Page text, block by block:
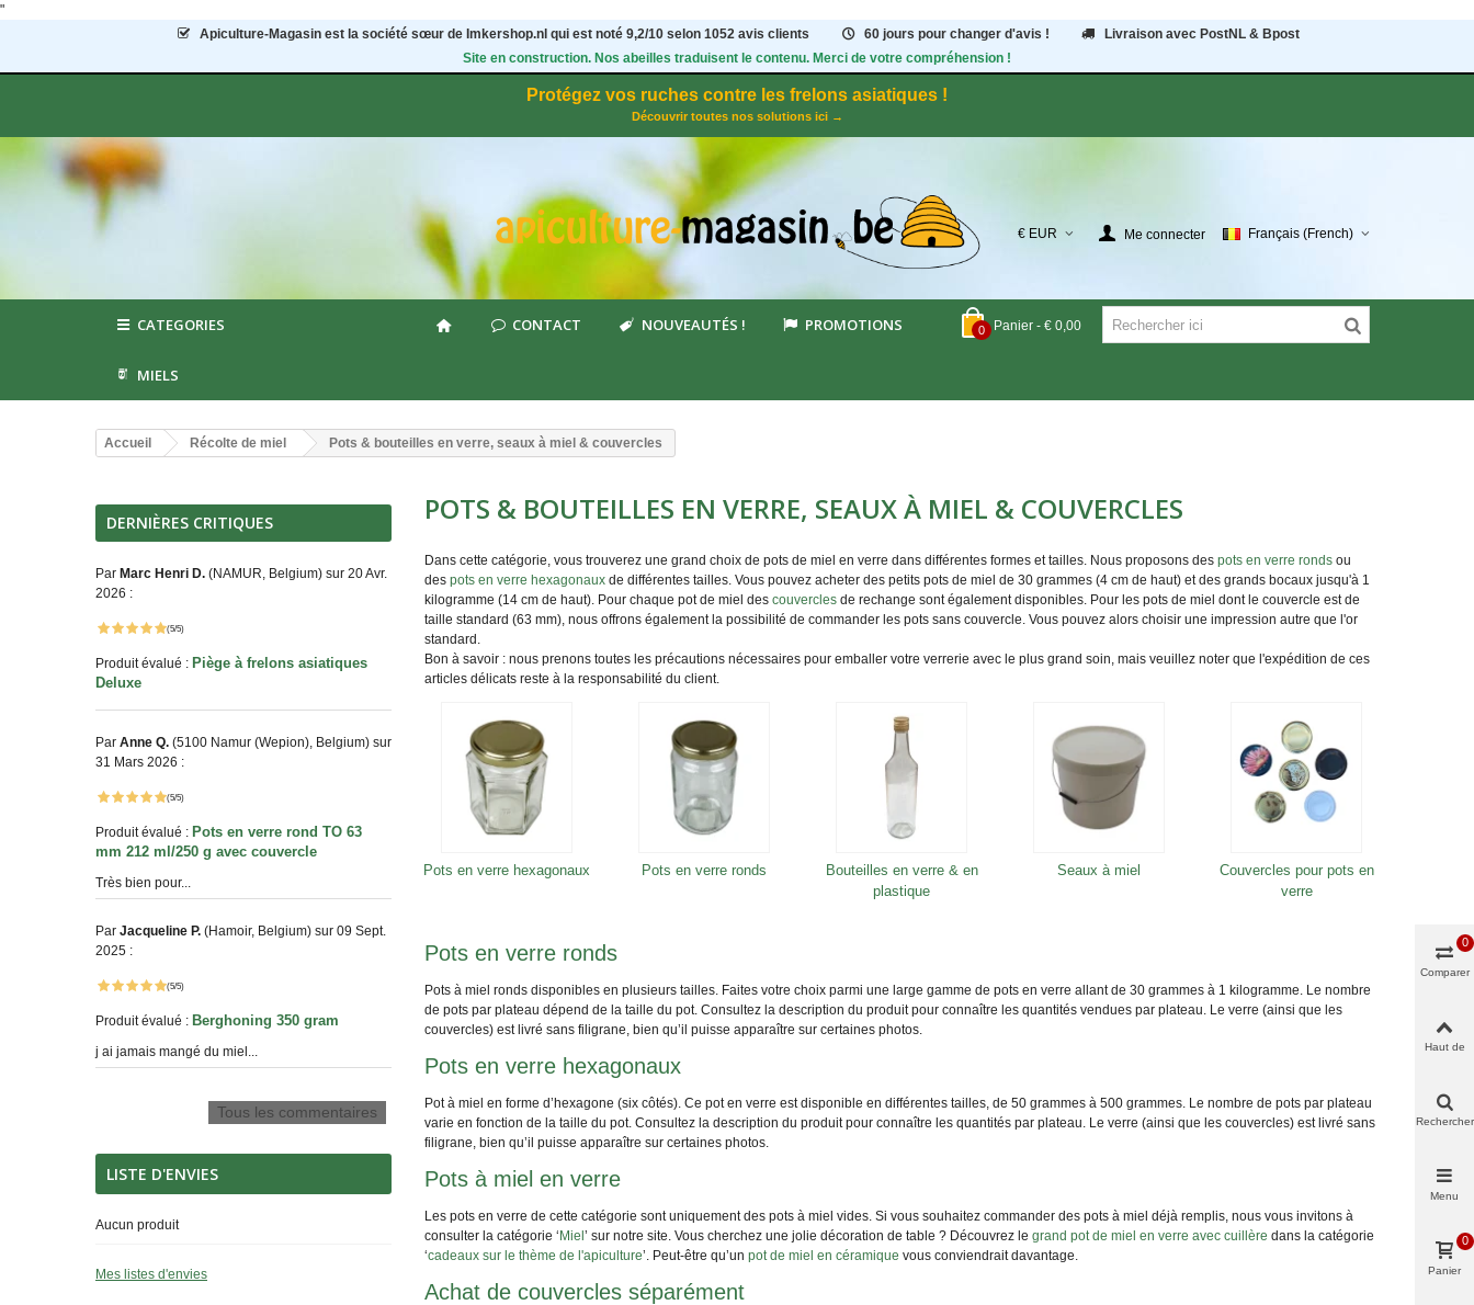
"
Apiculture-Magasin est la société sœur de Imkershop.nl qui est noté 9,2/10 selon 1052avis clients 60 jours pour changer d'avis !
Livraison avec PostNL & Bpost
Site en construction. Nos abeilles traduisent le contenu. Merci de votre compréhension !
Protégez vos ruches contre les frelons asiatiques !
Découvrir toutes nos solutions ici →
€ EUR Me connecter Français (French)
0 Panier - € 0,00
CATEGORIES CONTACT NOUVEAUTÉS ! PROMOTIONS
MIELS
Accueil Récolte de miel Pots & bouteilles en verre, seaux à miel & couvercles
DERNIÈRES CRITIQUES
Par Marc Henri D. (NAMUR, Belgium) sur 20 Avr.
2026 :
(5/5)
Produit évalué : Piège à frelons asiatiques
Deluxe
Par Anne Q. (5100 Namur (Wepion), Belgium) sur
31 Mars 2026 :
(5/5)
Produit évalué : Pots en verre rond TO 63
mm 212 ml/250 g avec couvercle
Très bien pour...
Par Jacqueline P. (Hamoir, Belgium) sur 09 Sept.
2025 :
(5/5)
Produit évalué : Berghoning 350 gram
j ai jamais mangé du miel...
Tous les commentaires
LISTE D'ENVIES
Aucun produit
Mes listes d'envies
POTS & BOUTEILLES EN VERRE, SEAUX À MIEL & COUVERCLES
Dans cette catégorie, vous trouverez une grand choix de pots de miel en verre dans différentes formes et tailles. Nous proposons des pots en verre ronds ou
des pots en verre hexagonaux de différentes tailles. Vous pouvez acheter des petits pots de miel de 30 grammes (4 cm de haut) et des grands bocaux jusqu'à 1
kilogramme (14 cm de haut). Pour chaque pot de miel des couvercles de rechange sont également disponibles. Pour les pots de miel dont le couvercle est de
taille standard (63 mm), nous offrons également la possibilité de commander les pots sans couvercle. Vous pouvez alors choisir une impression autre que l'or
standard.
Bon à savoir : nous prenons toutes les précautions nécessaires pour emballer votre verrerie avec le plus grand soin, mais veuillez noter que l'expédition de ces
articles délicats reste à la responsabilité du client.
Pots en verre hexagonaux Pots en verre ronds
Bouteilles en verre & en
plastique
Seaux à miel
Couvercles pour pots en
verre
Pots en verre ronds
Pots à miel ronds disponibles en plusieurs tailles. Faites votre choix parmi une large gamme de pots en verre allant de 30 grammes à 1 kilogramme. Le nombre
de pots par plateau dépend de la taille du pot. Consultez la description du produit pour connaître les quantités vendues par plateau. Le verre (ainsi que les
couvercles) est livré sans filigrane, bien qu’il puisse apparaître sur certaines photos.
Pots en verre hexagonaux
Pot à miel en forme d’hexagone (six côtés). Ce pot en verre est disponible en différentes tailles, de 50 grammes à 500 grammes. Le nombre de pots par plateau
varie en fonction de la taille du pot. Consultez la description du produit pour connaître les quantités par plateau. Le verre (ainsi que les couvercles) est livré sans
filigrane, bien qu’il puisse apparaître sur certaines photos.
Pots à miel en verre
Les pots en verre de cette catégorie sont uniquement des pots à miel vides. Si vous souhaitez commander des pots à miel déjà remplis, nous vous invitons à
consulter la catégorie ‘Miel’ sur notre site. Vous cherchez une jolie décoration de table ? Découvrez le grand pot de miel en verre avec cuillère dans la catégorie
‘cadeaux sur le thème de l'apiculture’. Peut-être qu’un pot de miel en céramique vous conviendrait davantage.
Achat de couvercles séparément
Comparer
0
Haut de
Rechercher
Menu
Panier
0